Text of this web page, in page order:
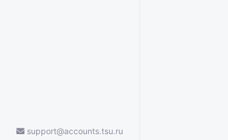
support@accounts.tsu.ru